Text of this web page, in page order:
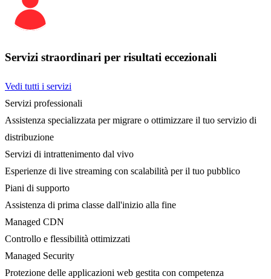
Servizi straordinari per risultati eccezionali
Vedi tutti i servizi
Servizi professionali
Assistenza specializzata per migrare o ottimizzare il tuo servizio di
distribuzione
Servizi di intrattenimento dal vivo
Esperienze di live streaming con scalabilità per il tuo pubblico
Piani di supporto
Assistenza di prima classe dall'inizio alla fine
Managed CDN
Controllo e flessibilità ottimizzati
Managed Security
Protezione delle applicazioni web gestita con competenza